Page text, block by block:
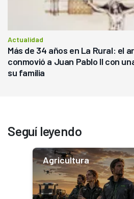
Actualidad
Más de 34 años en La Rural: el
conmovió a Juan Pablo II con
su familia
Seguí leyendo
Agricultura